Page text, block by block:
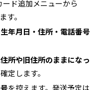
ド追加メニューから
す。
年月日・住所・電話番号
所や旧住所のままになっ
定します。
を控えます。発送予定は